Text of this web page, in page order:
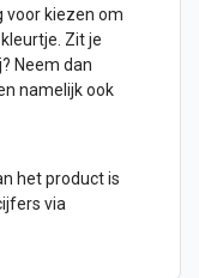
voor kiezen om
Zit je
Neem dan
namelijk ook
het product is
via